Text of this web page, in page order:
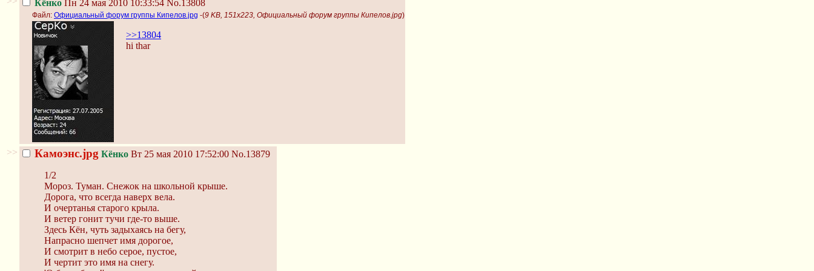
Кёнко Пн 24 мая 2010 10:33:54 No.13808
Файл: Официальный форум группы Кипелов.jpg -(9 KB, 151x223, Официальный форум группы Кипелов.jpg)
>>13804
hi thar
>> Камоэнс.jpg Кёнко Вт 25 мая 2010 17:52:00 No.13879
1/2
Мороз. Туман. Снежок на школьной крыше.
Дорога, что всегда наверх вела.
И очертанья старого крыла.
И ветер гонит тучи где-то выше.
Здесь Кён, чуть задыхаясь на бегу,
Напрасно шепчет имя дорогое,
И смотрит в небо серое, пустое,
И чертит это имя на снегу.